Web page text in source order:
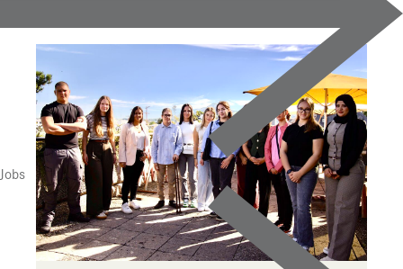
Jobs
TAM
Bauprojekte
UI f. Sportmedizin
Presse
Downloads
Pressebilder